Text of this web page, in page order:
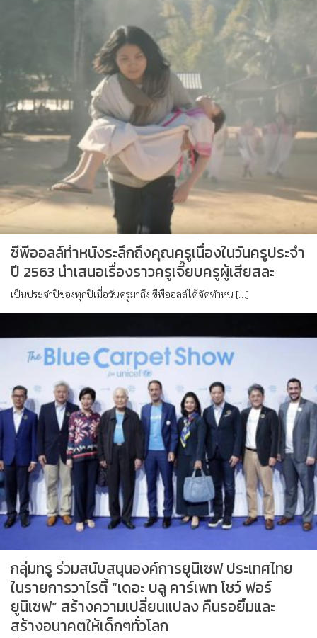
ซีพีออลล์ทำหนังระลึกถึงคุณครูเนื่องในวันครูประจำ
ปี 2563 นำเสนอเรื่องราวครูเจี๊ยบครูผู้เสียสละ
เป็นประจำปีของทุกปีเมื่อวันครูมาถึง ซีพีออลล์ได้จัดทำหน […]
กลุ่มทรู ร่วมสนับสนุนองค์การยูนิเซฟ ประเทศไทย
ในรายการวาไรตี้ “เดอะ บลู คาร์เพท โชว์ ฟอร์
ยูนิเซฟ” สร้างความเปลี่ยนแปลง คืนรอยิ้มและ
สร้างอนาคตให้เด็กๆทั่วโลก